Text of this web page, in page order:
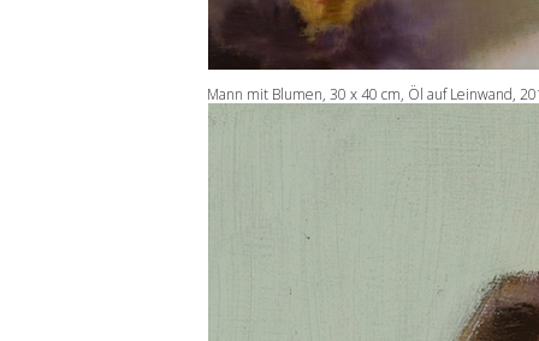
Mann mit Blumen, 30 x 40 cm, Öl auf Leinwand,